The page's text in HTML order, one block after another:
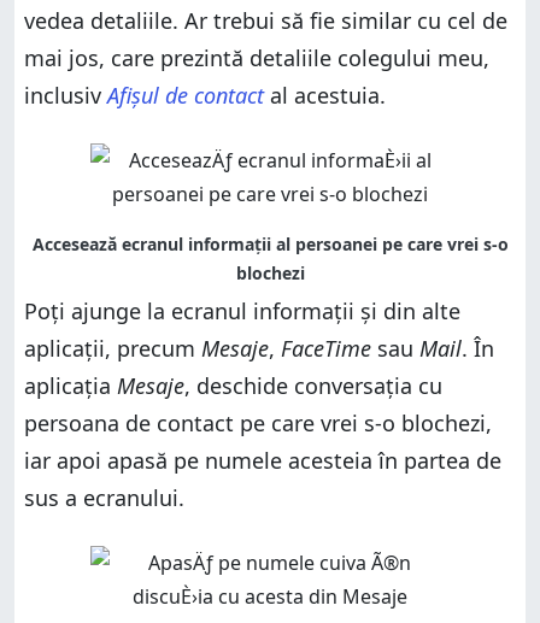
vedea detaliile. Ar trebui să fie similar cu cel de
mai jos, care prezintă detaliile colegului meu,
inclusivAfișul de contactal acestuia.
Poți ajunge la ecranul informații și din alte
aplicații, precum Mesaje, FaceTime sau Mail. În
aplicația Mesaje, deschide conversația cu
persoana de contact pe care vrei s-o blochezi,
iar apoi apasă pe numele acesteia în partea de
sus a ecranului.